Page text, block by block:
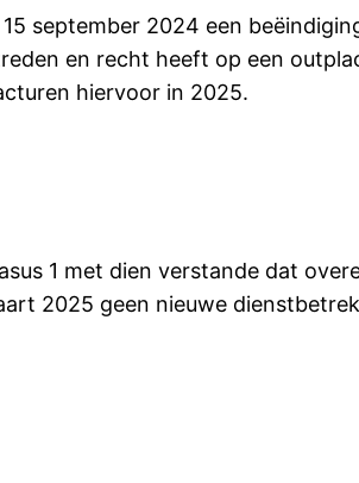
september 2024 een
en recht heeft op een
hiervoor in 2025.
1 met dien verstande dat
2025 geen nieuwe